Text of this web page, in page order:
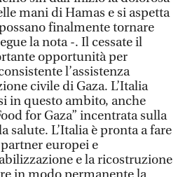
mani di Hamas e si aspetta
finalmente tornare
la nota -. Il cessate il
opportunità per
l’assistenza
civile di Gaza. L’Italia
in questo ambito, anche
for Gaza” incentrata sulla
salute. L’Italia è pronta a fare
europei e
e la ricostruzione